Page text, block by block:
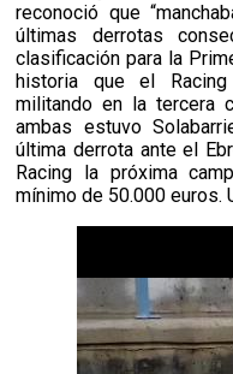
reconoció que
últimas derrotas
clasificación para la
historia que el
militando en la tercera
ambas estuvo
última derrota ante el
Racing la próxima
mínimo de 50.000 euros.